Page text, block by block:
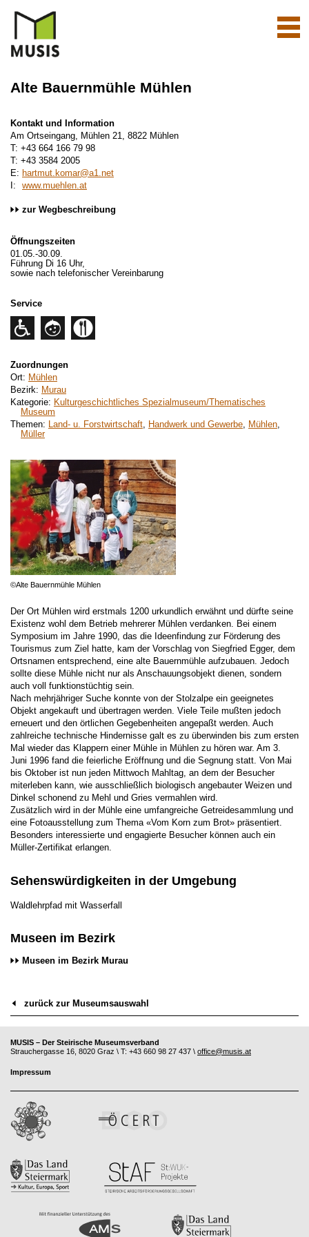
Alte Bauernmühle Mühlen
Kontakt und Information
Am Ortseingang, Mühlen 21, 8822 Mühlen
T: +43 664 166 79 98
T: +43 3584 2005
E: hartmut.komar@a1.net
I:
www.muehlen.at
zur Wegbeschreibung
Öffnungszeiten
01.05.-30.09.
Führung Di 16 Uhr,
sowie nach telefonischer Vereinbarung
Service
Zuordnungen
Ort: Mühlen
Bezirk: Murau
Kategorie: Kulturgeschichtliches Spezialmuseum/Thematisches
Museum
Themen:
Land- u. Forstwirtschaft Handwerk und Gewerbe Mühlen
Müller
©Alte Bauernmühle Mühlen
Der Ort Mühlen wird erstmals 1200 urkundlich erwähnt und dürfte seine
Existenz wohl dem Betrieb mehrerer Mühlen verdanken. Bei einem
Symposium im Jahre 1990, das die Ideenfindung zur Förderung des
Tourismus zum Ziel hatte, kam der Vorschlag von Siegfried Egger, dem
Ortsnamen entsprechend, eine alte Bauernmühle aufzubauen. Jedoch
sollte diese Mühle nicht nur als Anschauungsobjekt dienen, sondern
auch voll funktionstüchtig sein.
Nach mehrjähriger Suche konnte von der Stolzalpe ein geeignetes
Objekt angekauft und übertragen werden. Viele Teile mußten jedoch
erneuert und den örtlichen Gegebenheiten angepaßt werden. Auch
zahlreiche technische Hindernisse galt es zu überwinden bis zum ersten
Mal wieder das Klappern einer Mühle in Mühlen zu hören war. Am 3.
Juni 1996 fand die feierliche Eröffnung und die Segnung statt. Von Mai
bis Oktober ist nun jeden Mittwoch Mahltag, an dem der Besucher
miterleben kann, wie ausschließlich biologisch angebauter Weizen und
Dinkel schonend zu Mehl und Gries vermahlen wird.
Zusätzlich wird in der Mühle eine umfangreiche Getreidesammlung und
eine Fotoausstellung zum Thema «Vom Korn zum Brot» präsentiert.
Besonders interessierte und engagierte Besucher können auch ein
Müller-Zertifikat erlangen.
Sehenswürdigkeiten in der Umgebung
Waldlehrpfad mit Wasserfall
Museen im Bezirk
Museen im Bezirk Murau
zurück zur Museumsauswahl
MUSIS – Der Steirische Museumsverband
Strauchergasse 16, 8020 Graz \ T: +43 660 98 27 437 \ office@musis.at
Impressum